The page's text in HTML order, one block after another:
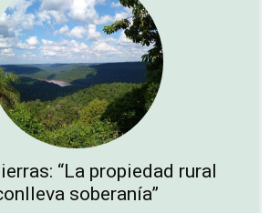
“La propiedad rural
soberanía”